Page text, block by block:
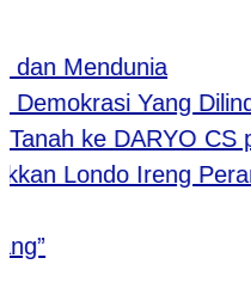
Mendunia
Yang
ke DARYO CS
Londo Ireng